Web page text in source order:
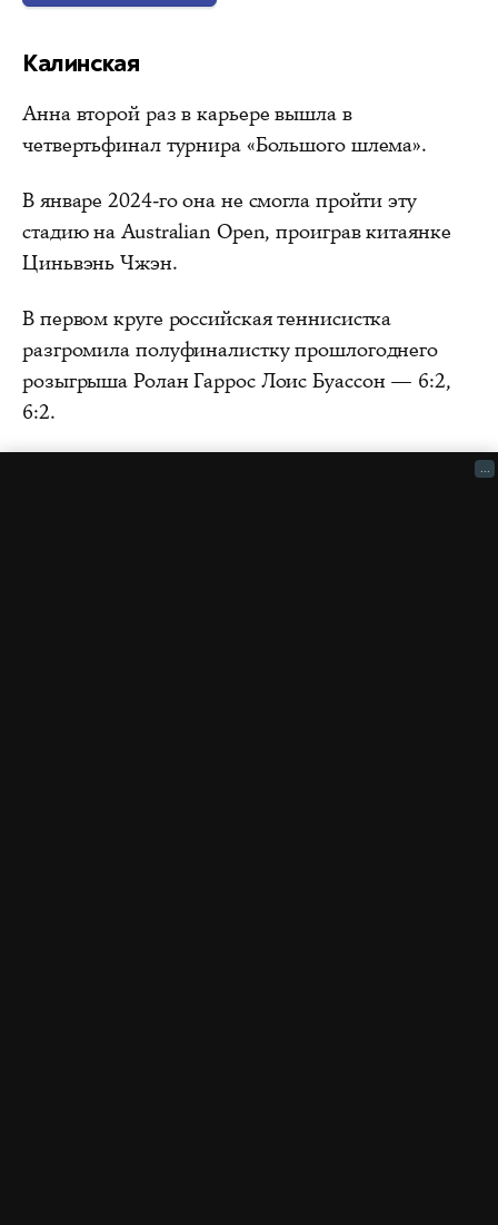
Калинская
Анна второй раз в карьере вышла в
четвертьфинал турнира «Большого шлема».
В январе 2024-го она не смогла пройти эту
стадию на Australian Open, проиграв китаянке
Циньвэнь Чжэн.
В первом круге российская теннисистка
разгромила полуфиналистку прошлогоднего
розыгрыша Ролан Гаррос Лоис Буассон — 6:2,
6:2.
...